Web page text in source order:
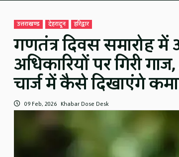
उत्तराखण्ड देहरादून हरिद्वार
गणतंत्र दिवस समारोह
अधिकारियों पर गिरी
चार्ज में कैसे दिखाएंगे
09 Feb, 2026 Khabar Dose Desk